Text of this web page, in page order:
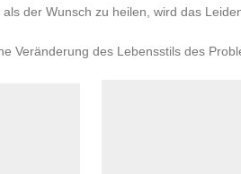
der Wunsch zu heilen, wird das
Veränderung des Lebensstils des